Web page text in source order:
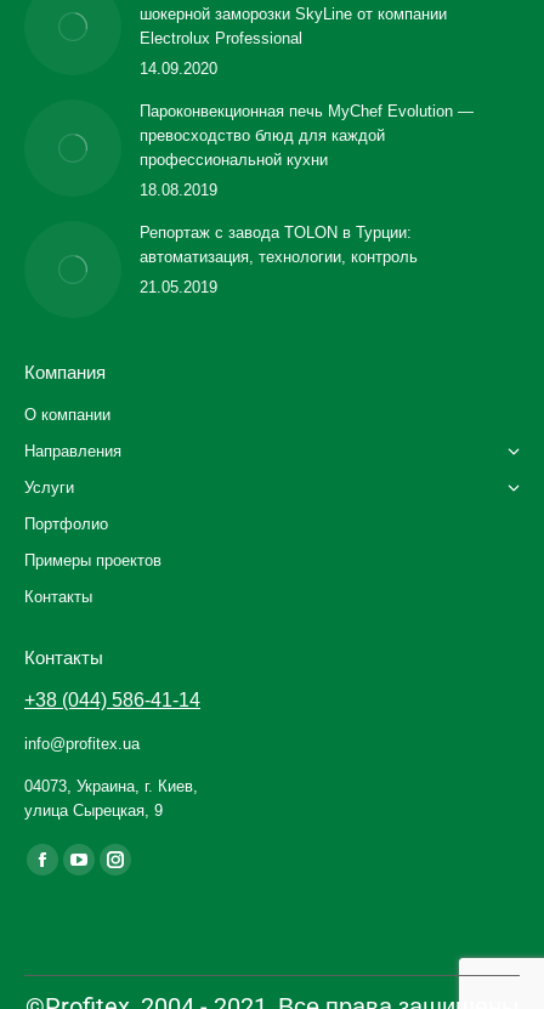
шокерной заморозки SkyLine от компании
Electrolux Professional
14.09.2020
Пароконвекционная печь MyChef Evolution —
превосходство блюд для каждой
профессиональной кухни
18.08.2019
Репортаж с завода TOLON в Турции:
автоматизация, технологии, контроль
21.05.2019
Компания
О компании
Направления
Услуги
Портфолио
Примеры проектов
Контакты
Контакты
+38 (044) 586-41-14
info@profitex.ua
04073, Украина, г. Киев,
улица Сырецкая, 9
Ищите нас:
Facebook
new
YouTube
new
Instagram
new